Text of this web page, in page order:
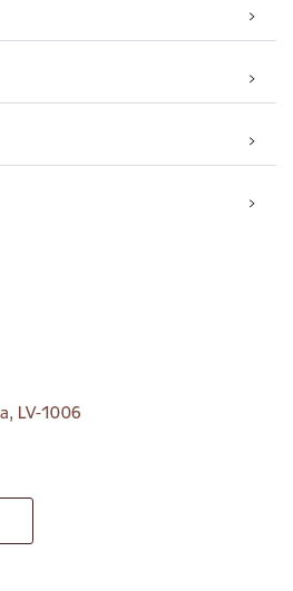
LV-1006